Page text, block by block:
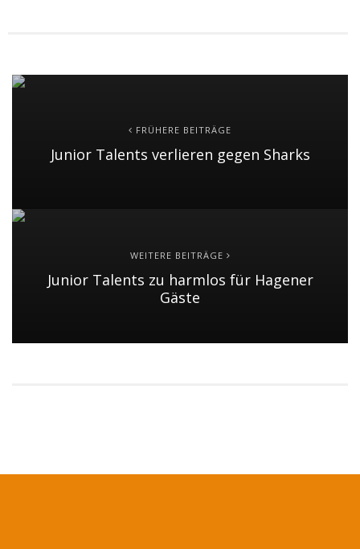
FRÜHERE BEITRÄGE
Junior Talents verlieren gegen Sharks
WEITERE BEITRÄGE
Junior Talents zu harmlos für Hagener
Gäste